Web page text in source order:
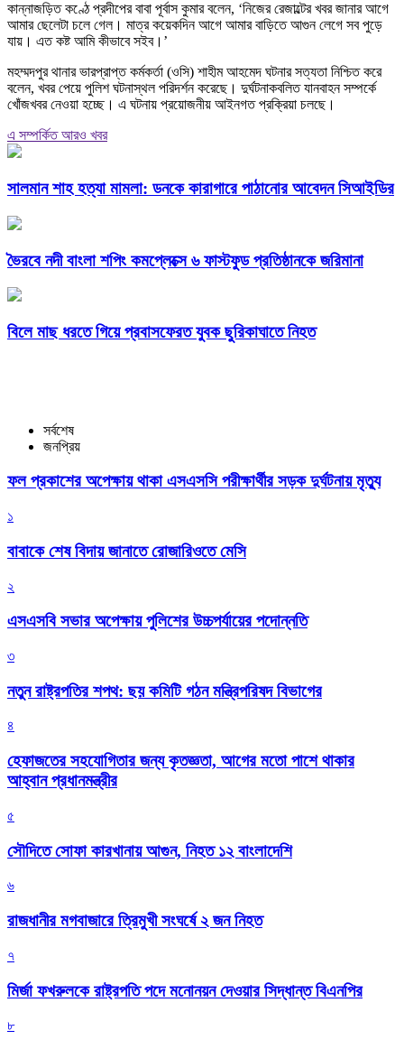
কান্নাজড়িত কণ্ঠে প্রদীপের বাবা পূর্বাস কুমার বলেন, ‘নিজের রেজাল্টের খবর জানার আগে
আমার ছেলেটা চলে গেল। মাত্র কয়েকদিন আগে আমার বাড়িতে আগুন লেগে সব পুড়ে
যায়। এত কষ্ট আমি কীভাবে সইব।’
মহম্মদপুর থানার ভারপ্রাপ্ত কর্মকর্তা (ওসি) শাহীম আহমেদ ঘটনার সত্যতা নিশ্চিত করে
বলেন, খবর পেয়ে পুলিশ ঘটনাস্থল পরিদর্শন করেছে। দুর্ঘটনাকবলিত যানবাহন সম্পর্কে
খোঁজখবর নেওয়া হচ্ছে। এ ঘটনায় প্রয়োজনীয় আইনগত প্রক্রিয়া চলছে।
এ সম্পর্কিত আরও খবর
সালমান শাহ হত্যা মামলা: ডনকে কারাগারে পাঠানোর আবেদন সিআইডির
ভৈরবে নদী বাংলা শপিং কমপ্লেক্সে ৬ ফাস্টফুড প্রতিষ্ঠানকে জরিমানা
বিলে মাছ ধরতে গিয়ে প্রবাসফেরত যুবক ছুরিকাঘাতে নিহত
সর্বশেষ
জনপ্রিয়
ফল প্রকাশের অপেক্ষায় থাকা এসএসসি পরীক্ষার্থীর সড়ক দুর্ঘটনায় মৃত্যু
১
বাবাকে শেষ বিদায় জানাতে রোজারিওতে মেসি
২
এসএসবি সভার অপেক্ষায় পুলিশের উচ্চপর্যায়ের পদোন্নতি
৩
নতুন রাষ্ট্রপতির শপথ: ছয় কমিটি গঠন মন্ত্রিপরিষদ বিভাগের
৪
হেফাজতের সহযোগিতার জন্য কৃতজ্ঞতা, আগের মতো পাশে থাকার
আহ্বান প্রধানমন্ত্রীর
৫
সৌদিতে সোফা কারখানায় আগুন, নিহত ১২ বাংলাদেশি
৬
রাজধানীর মগবাজারে ত্রিমুখী সংঘর্ষে ২ জন নিহত
৭
মির্জা ফখরুলকে রাষ্ট্রপতি পদে মনোনয়ন দেওয়ার সিদ্ধান্ত বিএনপির
৮